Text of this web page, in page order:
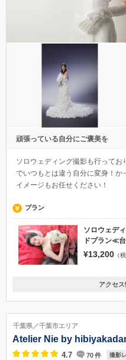
頑張っている自分にご褒美を
ソロウェディング撮影も行って
でいつもとは違う自分に変身！か
イメージもお任せください！
プラン
ソロウェデ
ドプラン≪
¥13,200 （
千葉県成田市赤坂2-1-13そよら成
料
0120-499-281
アクセ
千葉県／千葉市エリア
Atelier Nie by
4.7 70件 撮影